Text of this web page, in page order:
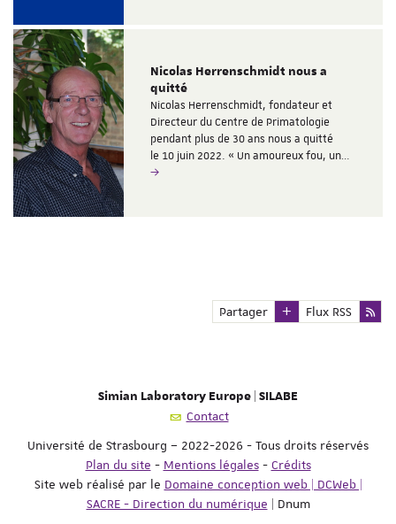
Nicolas Herrenschmidt nous a
quitté
Nicolas Herrenschmidt, fondateur et
Directeur du Centre de Primatologie
pendant plus de 30 ans nous a quitté
le 10 juin 2022. « Un amoureux fou, un…
Partager Flux RSS
Simian Laboratory Europe | SILABE
Contact
Université de Strasbourg – 2022-2026 - Tous droits réservés
Plan du site - Mentions légales- Crédits
Site web réalisé par le Domaine conception web | DCWeb |
SACRE - Direction du numérique | Dnum